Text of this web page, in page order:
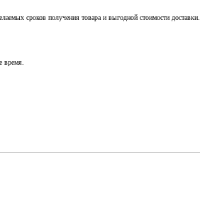
сроков получения товара и выгодной стоимости доставки.
время.